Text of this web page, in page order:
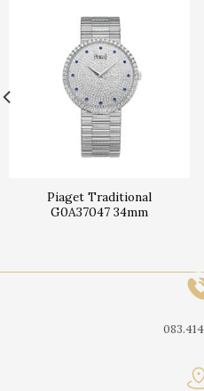
Piaget Traditional
G0A37047 34mm